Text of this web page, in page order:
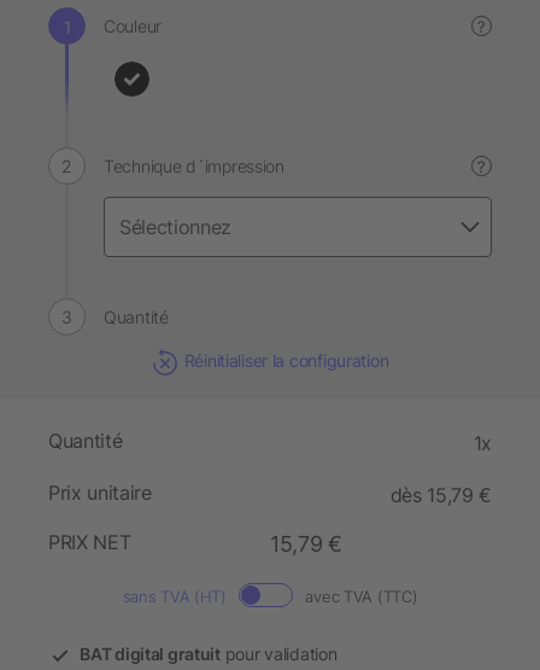
Couleur ?
Technique d´impression ?
Quantité
Réinitialiser la configuration
Quantité 1x
Prix unitaire
dès 15,79 €
PRIX NET
15,79 €
sans TVA (HT) avec TVA (TTC)
BAT digital gratuitpour validation